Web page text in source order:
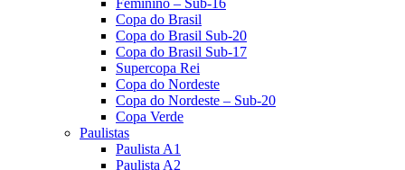
Copa do Brasil
Copa do Brasil Sub-20
Copa do Brasil Sub-17
Supercopa Rei
Copa do Nordeste
Copa do Nordeste – Sub-20
Copa Verde
Paulistas
Paulista A1
Paulista A2